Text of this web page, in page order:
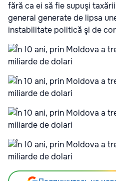
fără ca ei să fie supuşi
general generate de lipsa
instabilitate politică şi de